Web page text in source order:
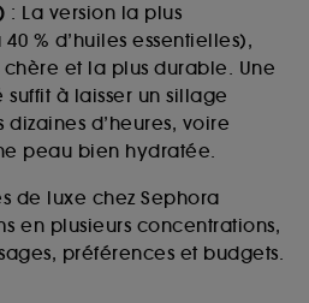
: La version la plus
% d’huiles essentielles),
et la plus durable. Une
à laisser un sillage
d’heures, voire
peau bien hydratée.
de luxe chez Sephora
en plusieurs concentrations,
préférences et budgets.